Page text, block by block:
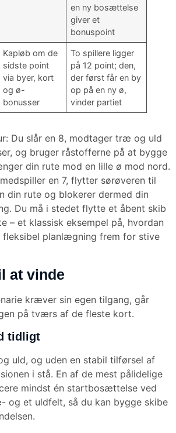
en ny bosættelse
giver et
bonuspoint
Kapløb om de
sidste point
via byer, kort
og ø-
bonusser
To spillere ligger
på 12 point; den,
der først får en by
op på en ny ø,
vinder partiet
Du slår en 8, modtager træ og uld
og bruger råstofferne på at bygge
din rute mod en lille ø mod nord.
en 7, flytter sørøveren til
din rute og blokerer dermed din
Du må i stedet flytte et åbent skib
– et klassisk eksempel på, hvordan
fleksibel planlægning frem for stive
at vinde
kræver sin egen tilgang, går
på tværs af de fleste kort.
tidligt
uld, og uden en stabil tilførsel af
i stå. En af de mest pålidelige
mindst én startbosættelse ved
og et uldfelt, så du kan bygge skibe